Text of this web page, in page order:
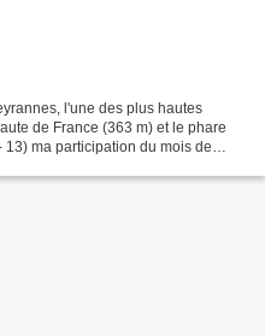
l'une des plus hautes
de France (363 m) et le phare
ma participation du mois de